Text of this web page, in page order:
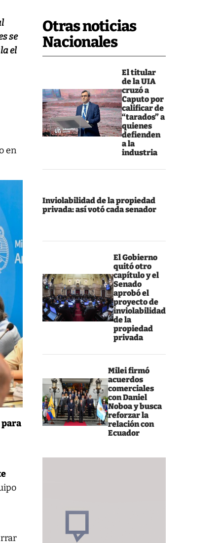
Otras noticias
Nacionales
El titular
de la UIA
cruzó a
Caputo por
calificar de
“tarados” a
quienes
defienden
a la
industria
Inviolabilidad de la propiedad
privada: así votó cada senador
El Gobierno
quitó otro
capítulo y el
Senado
aprobó el
proyecto de
inviolabilidad
de la
propiedad
privada
Milei firmó
acuerdos
comerciales
con Daniel
Noboa y busca
reforzar la
relación con
Ecuador
se
el
en
para